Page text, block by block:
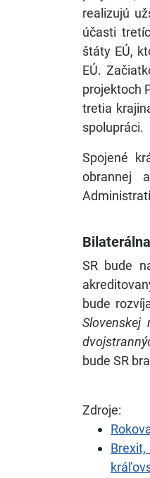
realizujú
účasti
štáty EÚ,
EÚ.
projektoch
tretia
spolupráci.
Spojené
obrannej
SR bude
bude
bude SR
Zdroje: